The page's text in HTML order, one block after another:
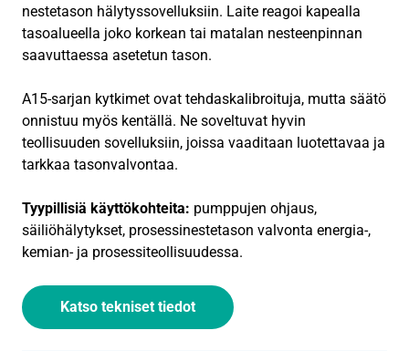
nestetason hälytyssovelluksiin. Laite reagoi kapealla
tasoalueella joko korkean tai matalan nesteenpinnan
saavuttaessa asetetun tason.
A15-sarjan kytkimet ovat tehdaskalibroituja, mutta säätö
onnistuu myös kentällä. Ne soveltuvat hyvin
teollisuuden sovelluksiin, joissa vaaditaan luotettavaa ja
tarkkaa tasonvalvontaa.
Tyypillisiä käyttökohteita: pumppujen ohjaus,
säiliöhälytykset, prosessinestetason valvonta energia-,
kemian- ja prosessiteollisuudessa.
Katso tekniset tiedot